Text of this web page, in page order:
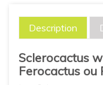
Description
Sclerocactus
Ferocactus